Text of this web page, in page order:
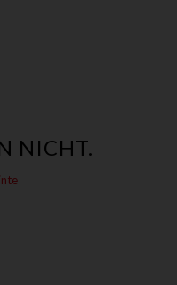
NICHT.